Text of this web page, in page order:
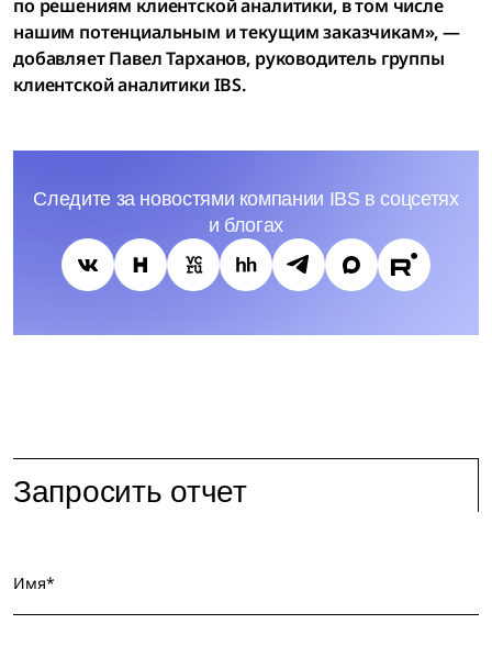
по решениям клиентской аналитики, в том числе
нашим потенциальным и текущим заказчикам», —
добавляет Павел Тарханов, руководитель группы
клиентской аналитики IBS.
Следите за новостями компании IBS в соцсетях
и блогах
Запросить отчет
Имя*